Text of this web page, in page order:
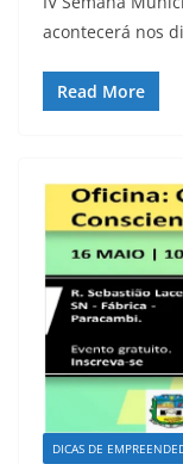
acontecerá nos
Read More
DICAS DE